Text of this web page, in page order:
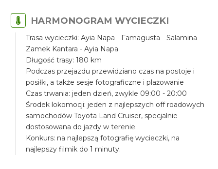
HARMONOGRAM WYCIECZKI
Trasa wycieczki: Ayia Napa - Famagusta - Salamina -
Zamek Kantara - Ayia Napa
Długość trasy: 180 km
Podczas przejazdu przewidziano czas na postoje i
posiłki, a także sesje fotograficzne i plażowanie
Czas trwania: jeden dzień, zwykle 09:00 - 20:00
Środek lokomocji: jeden z najlepszych off roadowych
samochodów Toyota Land Cruiser, specjalnie
dostosowana do jazdy w terenie.
Konkurs: na najlepszą fotografię wycieczki, na
najlepszy filmik do 1 minuty.